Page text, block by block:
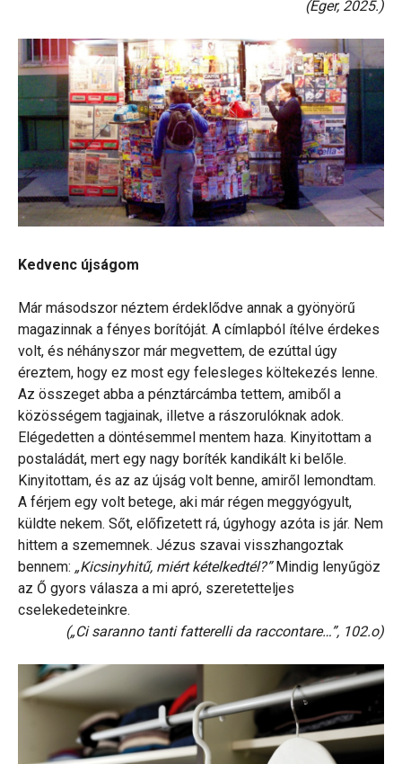
(Eger, 2025.)
Kedvenc újságom
Már másodszor néztem érdeklődve annak a gyönyörű
magazinnak a fényes borítóját. A címlapból ítélve érdekes
volt, és néhányszor már megvettem, de ezúttal úgy
éreztem, hogy ez most egy felesleges költekezés lenne.
Az összeget abba a pénztárcámba tettem, amiből a
közösségem tagjainak, illetve a rászorulóknak adok.
Elégedetten a döntésemmel mentem haza. Kinyitottam a
postaládát, mert egy nagy boríték kandikált ki belőle.
Kinyitottam, és az az újság volt benne, amiről lemondtam.
A férjem egy volt betege, aki már régen meggyógyult,
küldte nekem. Sőt, előfizetett rá, úgyhogy azóta is jár. Nem
hittem a szememnek. Jézus szavai visszhangoztak
bennem: „Kicsinyhitű, miért kételkedtél?”Mindig lenyűgöz
az Ő gyors válasza a mi apró, szeretetteljes
cselekedeteinkre.
(„Ci saranno tanti fatterelli da raccontare…”, 102.o)